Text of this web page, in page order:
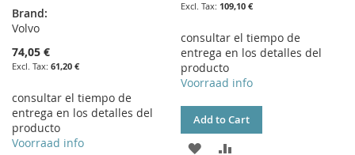
Brand:
Volvo
74,05 €
61,20 €
consultar el tiempo de
entrega en los detalles del
producto
Voorraad info
109,10 €
consultar el tiempo de
entrega en los detalles del
producto
Voorraad info
Add to Cart
ADD